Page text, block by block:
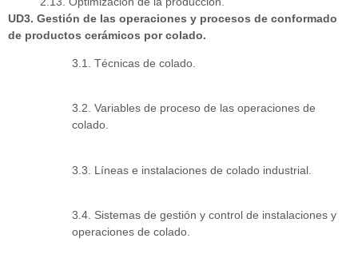
UD3. Gestión de las operaciones y procesos de conformado
de productos cerámicos por colado.
3.1. Técnicas de colado.
3.2. Variables de proceso de las operaciones de
colado.
3.3. Líneas e instalaciones de colado industrial.
3.4. Sistemas de gestión y control de instalaciones y
operaciones de colado.